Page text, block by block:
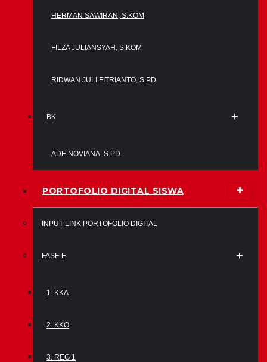
HERMAN SAWIRAN, S.KOM
FILZA JULIANSYAH, S.KOM
RIDWAN JULI FITRIANTO, S.PD
BK
ADE NOVIANA, S.PD
PORTOFOLIO DIGITAL SISWA
INPUT LINK PORTOFOLIO DIGITAL
FASE E
1. KKA
2. KKO
3. REG 1